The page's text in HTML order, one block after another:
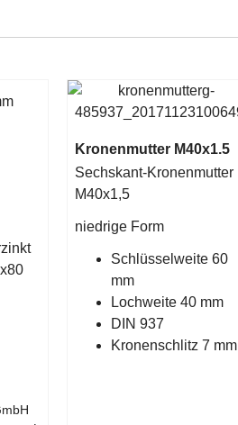
Kronenmutter M40x1.5
Sechskant-Kronenmutter
M40x1,5
niedrige Form
Schlüsselweite 60
mm
Lochweite 40 mm
DIN 937
Kronenschlitz 7 mm